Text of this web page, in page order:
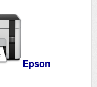
Epson